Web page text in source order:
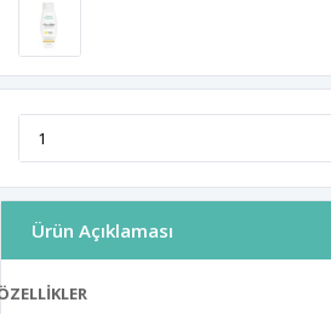
Ürün Açıklaması